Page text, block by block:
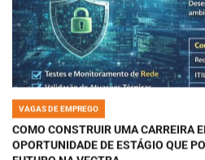
POSTED
IN
VAGAS DE EMPREGO
COMO CONSTRUIR UMA CARREIRA
OPORTUNIDADE DE ESTÁGIO QUE
FUTURO NA VECTRA